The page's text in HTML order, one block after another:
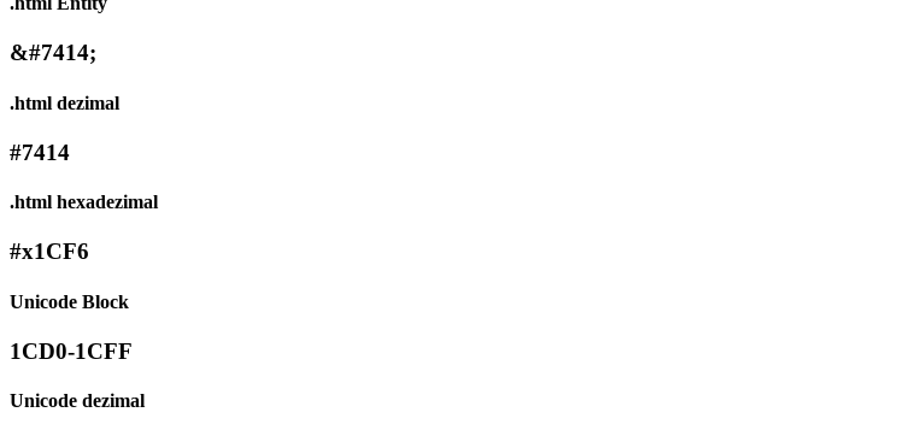
&#7414;
.html dezimal
#7414
.html hexadezimal
#x1CF6
Unicode Block
1CD0-1CFF
Unicode dezimal